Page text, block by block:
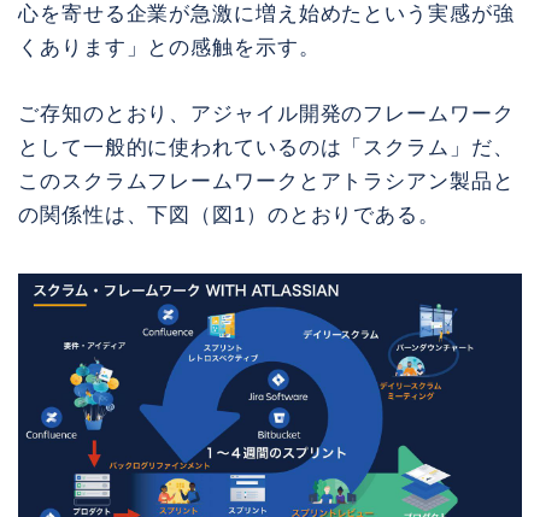
心を寄せる企業が急激に増え始めたという実感が強
くあります」との感触を示す。
ご存知のとおり、アジャイル開発のフレームワーク
として一般的に使われているのは「スクラム」だ、
このスクラムフレームワークとアトラシアン製品と
の関係性は、下図（図1）のとおりである。